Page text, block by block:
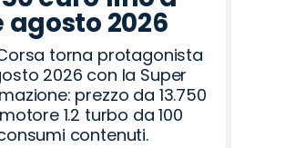
agosto 2026
torna protagonista
2026 con la Super
prezzo da 13.750
1.2 turbo da 100
contenuti.